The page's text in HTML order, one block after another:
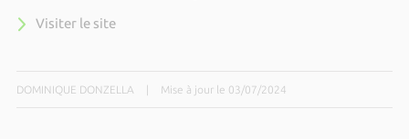
Visiter le site
DOMINIQUE DONZELLA Mise à jour le 03/07/2024